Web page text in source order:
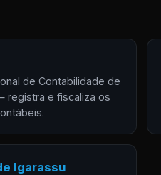
de Contabilidade de
registra e fiscaliza os
Igarassu